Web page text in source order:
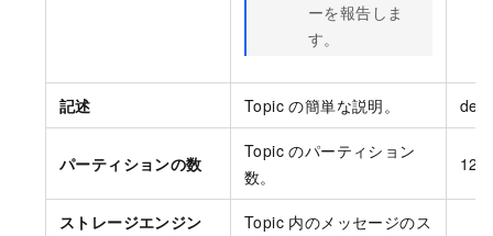
ーを報告しま
す。
記述 Topic の簡単な説明。
パーティションの数
Topic のパーティション
数。
12
ストレージエンジン
Topic 内のメッセージのス